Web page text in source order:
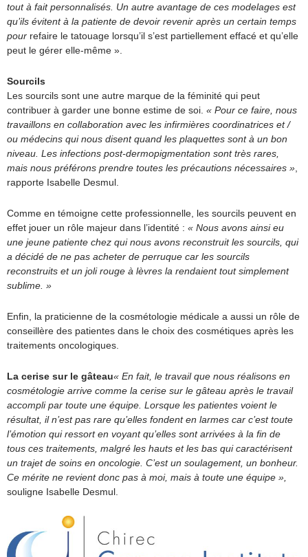
tout à fait personnalisés. Un autre avantage de ces modelages est
qu’ils évitent à la patiente de devoir revenir après un certain temps
pour refaire le tatouage lorsqu’il s’est partiellement effacé et qu’elle
peut le gérer elle-même ».
Sourcils
Les sourcils sont une autre marque de la féminité qui peut
contribuer à garder une bonne estime de soi. « Pour ce faire, nous
travaillons en collaboration avec les infirmières coordinatrices et /
ou médecins qui nous disent quand les plaquettes sont à un bon
niveau. Les infections post-dermopigmentation sont très rares,
mais nous préférons prendre toutes les précautions nécessaires »
rapporte Isabelle Desmul.
Comme en témoigne cette professionnelle, les sourcils peuvent en
effet jouer un rôle majeur dans l’identité : « Nous avons ainsi eu
une jeune patiente chez qui nous avons reconstruit les sourcils, qui
a décidé de ne pas acheter de perruque car les sourcils
reconstruits et un joli rouge à lèvres la rendaient tout simplement
sublime. »
Enfin, la praticienne de la cosmétologie médicale a aussi un rôle de
conseillère des patientes dans le choix des cosmétiques après les
traitements oncologiques.
La cerise sur le gâteau« En fait, le travail que nous réalisons en
cosmétologie arrive comme la cerise sur le gâteau après le travail
accompli par toute une équipe. Lorsque les patientes voient le
résultat, il n’est pas rare qu’elles fondent en larmes car c’est toute
l’émotion qui ressort en voyant qu’elles sont arrivées à la fin de
tous ces traitements, malgré les hauts et les bas qui caractérisent
un trajet de soins en oncologie. C’est un soulagement, un bonheur.
Ce mérite ne revient donc pas à moi, mais à toute une équipe »,
souligne Isabelle Desmul.